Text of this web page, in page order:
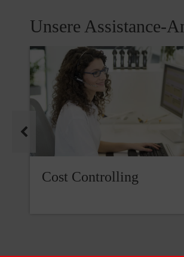
Unsere Assistance-
Pause
Cost Controlling